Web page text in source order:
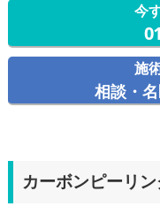
今
施
相談・
カーボンピーリ